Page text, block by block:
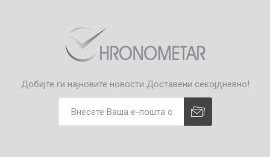
Добијте ги најновите новости Доставени секојдневно!